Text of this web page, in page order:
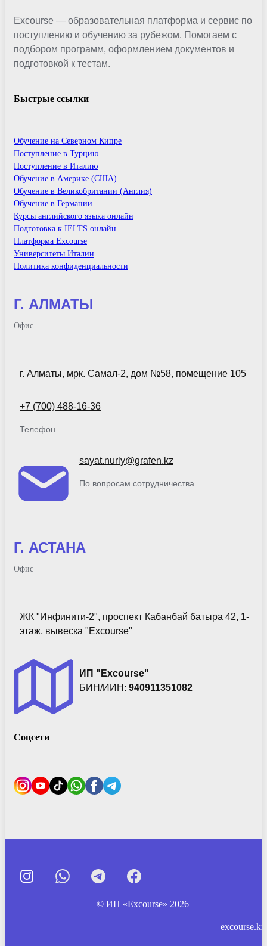
Excourse — образовательная платформа и сервис по
поступлению и обучению за рубежом. Помогаем с
подбором программ, оформлением документов и
подготовкой к тестам.
Быстрые ссылки
Обучение на Северном Кипре
Поступление в Турцию
Поступление в Италию
Обучение в Америке (США)
Обучение в Великобритании (Англия)
Обучение в Германии
Курсы английского языка онлайн
Подготовка к IELTS онлайн
Платформа Excourse
Университеты Италии
Политика конфиденциальности
Г. АЛМАТЫ
Офис
г. Алматы, мрк. Самал-2, дом №58, помещение 105
+7 (700) 488-16-36
Телефон
sayat.nurly@grafen.kz
По вопросам сотрудничества
Г. АСТАНА
Офис
ЖК "Инфинити-2", проспект Кабанбай батыра 42, 1-
этаж, вывеска "Excourse"
ИП "Excourse"
БИН/ИИН: 940911351082
Соцсети
© ИП «Excourse» 2026
excourse.kz